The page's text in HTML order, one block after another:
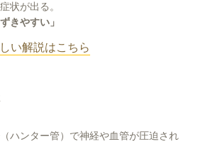
状が出る。
きやすい」
い解説はこちら
ハンター管）で神経や血管が圧迫され